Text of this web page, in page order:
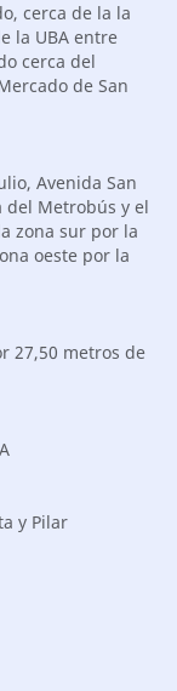
cerca de la la
la UBA entre
cerca del
de San
Avenida San
del Metrobús y el
zona sur por la
oeste por la
27,50 metros de
y Pilar